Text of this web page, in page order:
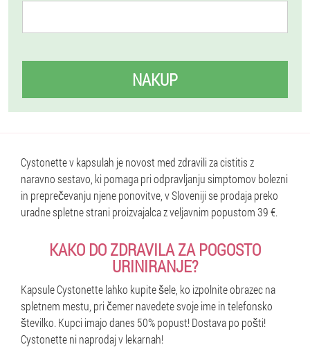
NAKUP
Cystonette v kapsulah je novost med zdravili za cistitis z
naravno sestavo, ki pomaga pri odpravljanju simptomov bolezni
in preprečevanju njene ponovitve, v Sloveniji se prodaja preko
uradne spletne strani proizvajalca z veljavnim popustom 39 €.
KAKO DO ZDRAVILA ZA POGOSTO
URINIRANJE?
Kapsule Cystonette lahko kupite šele, ko izpolnite obrazec na
spletnem mestu, pri čemer navedete svoje ime in telefonsko
številko. Kupci imajo danes 50% popust! Dostava po pošti!
Cystonette ni naprodaj v lekarnah!